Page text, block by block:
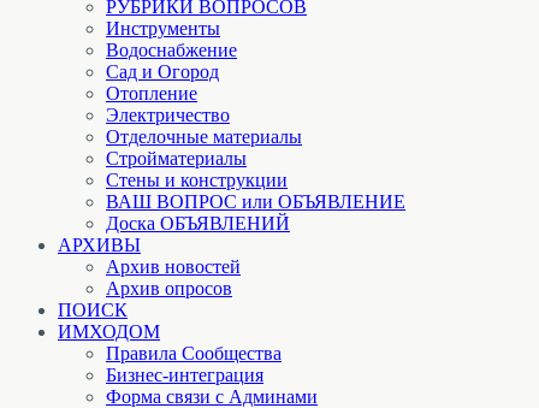
РУБРИКИ ВОПРОСОВ
Инструменты
Водоснабжение
Сад и Огород
Отопление
Электричество
Отделочные материалы
Стройматериалы
Стены и конструкции
ВАШ ВОПРОС или ОБЪЯВЛЕНИЕ
Доска ОБЪЯВЛЕНИЙ
АРХИВЫ
Архив новостей
Архив опросов
ПОИСК
ИМХОДОМ
Правила Сообщества
Бизнес-интеграция
Форма связи с Админами